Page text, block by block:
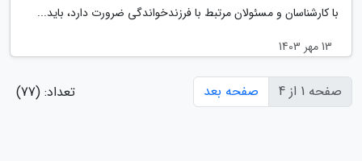
با کارشناسان و مسئولان مرتبط با فرزندخواندگی ضرورت دارد، باید...
13 مهر 1403
صفحه 1 از 4 صفحه بعد تعداد: (77)